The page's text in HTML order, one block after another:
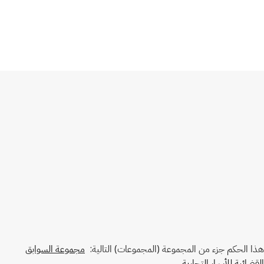
هذا الحكم جزء من المجموعة (المجموعات) التالية: مجموعة السوابق